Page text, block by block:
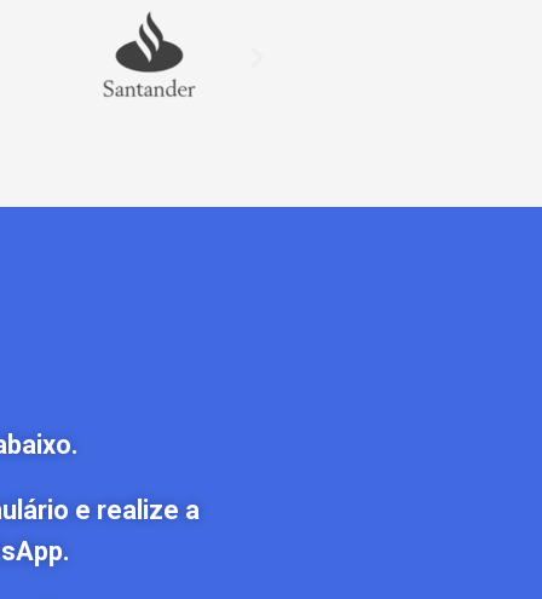
e realize a